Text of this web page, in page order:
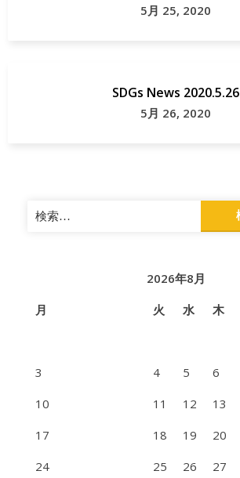
5月 25, 2020
SDGs News 2020.5.26
5月 26, 2020
検
索:
2026年8月
月
火 水 木
3
4 5 6
10
11 12 13
17
18 19 20
24
25 26 27